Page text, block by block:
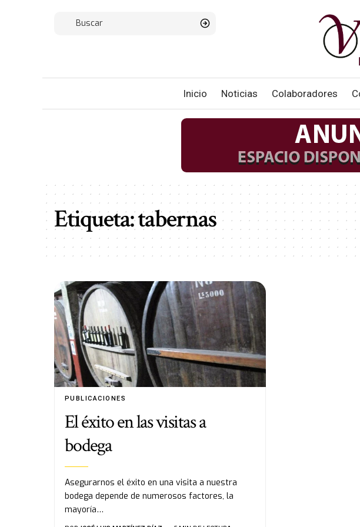
Inicio Noticias Colaboradores
Etiqueta:tabernas
PUBLICACIONES
El éxito en las visitas a
bodega
Asegurarnos el éxito en una visita a nuestra
bodega depende de numerosos factores, la
mayoría…